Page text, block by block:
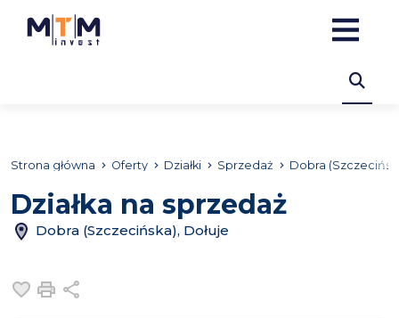
Strona główna Oferty Działki Sprzedaż Dobra
Działka na sprzedaż
Dobra (Szczecińska), Dołuje
Dodaj do ulubionych
Drukuj